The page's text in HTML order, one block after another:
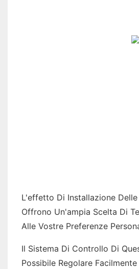
L'effetto Di Installazione Delle
Offrono Un'ampia Scelta Di
Alle Vostre Preferenze
Il Sistema Di Controllo Di
Possibile Regolare